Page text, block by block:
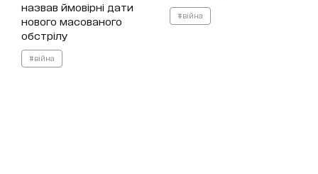
назвав ймовірні дати
нового масованого
обстрілу
#війна
#війна